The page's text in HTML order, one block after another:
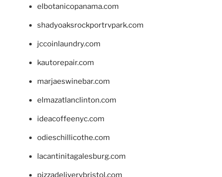
elbotanicopanama.com
shadyoaksrockportrvpark.com
jccoinlaundry.com
kautorepair.com
marjaeswinebar.com
elmazatlanclinton.com
ideacoffeenyc.com
odieschillicothe.com
lacantinitagalesburg.com
pizzadeliverybristol.com